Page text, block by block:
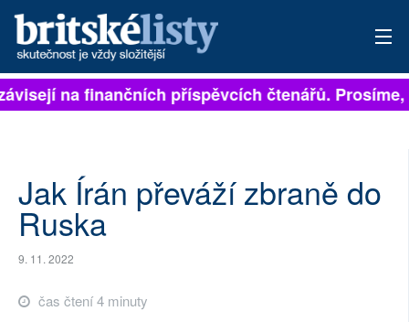
PŘIHLÁSIT
ARCHIV
ROZHOVORY
TÉMATA
NEJČTENĚJŠÍ ZA 7 DNÍ
na finančních příspěvcích čtenářů. Prosíme,
Jak Írán převáží zbraně do
Ruska
9. 11. 2022
čas čtení 4 minuty